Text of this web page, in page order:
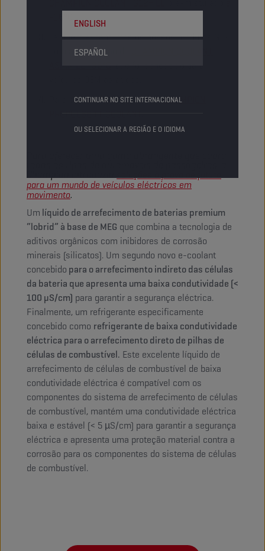
ENGLISH
ESPAÑOL
CONTINUAR NO SITE INTERNACIONAL
OU SELECIONAR A REGIÃO E O IDIOMA
Também expandimos os nossos produtos G12+
com a introdução do
Para os motociclos, temos oCHAMPION
para um mundo de veículos eléctricos em
movimento.
Um líquido de arrefecimento de baterias premium
“lobrid” à base de MEG que combina a tecnologia de
aditivos orgânicos com inibidores de corrosão
minerais (silicatos). Um segundo novo e-coolant
concebido para o arrefecimento indireto das células
da bateria que apresenta uma baixa condutividade (<
100 µS/cm) para garantir a segurança eléctrica.
Finalmente, um refrigerante especificamente
concebido como refrigerante de baixa condutividade
eléctrica para o arrefecimento direto de pilhas de
células de combustível. Este excelente líquido de
arrefecimento de células de combustível de baixa
condutividade eléctrica é compatível com os
componentes do sistema de arrefecimento de células
de combustível, mantém uma condutividade eléctrica
baixa e estável (< 5 µS/cm) para garantir a segurança
eléctrica e apresenta uma proteção material contra a
corrosão para os componentes do sistema de células
de combustível.